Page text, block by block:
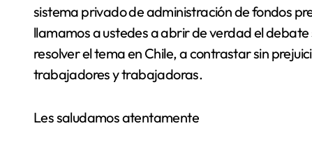
sistema privado de administración de fondos
llamamos a ustedes a abrir de verdad el
resolver el tema en Chile, a contrastar sin
trabajadores y trabajadoras.
Les saludamos atentamente